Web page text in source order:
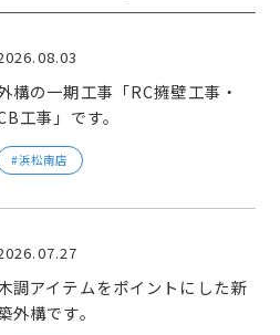
構の一期工事「RC擁壁工事・
工事」です。
浜松南店
調アイテムをポイントにした新
外構です。